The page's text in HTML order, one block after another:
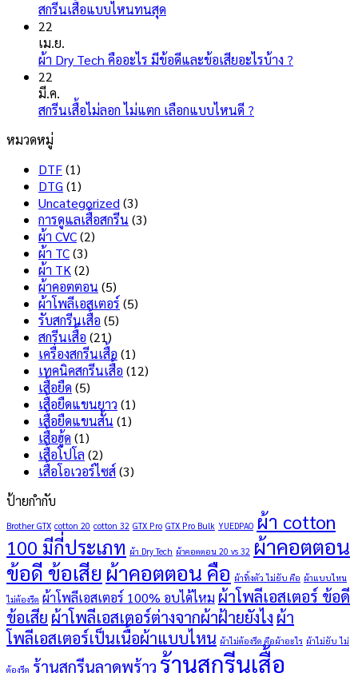
ลาย
ช่างไฟ
บน
จาก
ไง
สกรีนเสื้อแบบไหนทนสุด
บน
แบบ
22
เม.ย.
ผ้า Dry Tech คืออะไร มีข้อดีและข้อเสียอะไรบ้าง ?
22
มี.ค.
สกรีนเสื้อไม่ลอก ไม่แตก เลือกแบบไหนดี ?
หมวดหมู่
DTF(1)
DTG (1)
Uncategorized (3)
การดูแลเสื้อสกรีน (3)
ผ้า CVC(2)
ผ้า TC(3)
ผ้า TK (2)
ผ้าคอตตอน (5)
ผ้าโพลีเอสเตอร์ (5)
รับสกรีนเสื้อ (5)
สกรีนเสื้อ (21)
เครื่องสกรีนเสื้อ (1)
เทคนิคสกรีนเสื้อ (12)
เสื้อยืด (5)
เสื้อยืดแขนยาว (1)
เสื้อยืดแขนสั้น (1)
เสื้อฮู้ด (1)
เสื้อโปโล (2)
เสื้อโอเวอร์ไซส์(3)
ป้ายกำกับ
Brother GTX cotton 20 cotton 32 GTX Pro GTX Pro Bulk YUEDPAO ผ้า cotton
100 มีกี่ประเภท ผ้า Dry Tech ผ้าคอตตอน 20 vs 32 ผ้าคอตตอน
ข้อดี ข้อเสีย ผ้าคอตตอน คือ ผ้าทิ้งตัว ไม่ยับ คือ ผ้าแบบไหน
ไม่ต้องรีด ผ้าโพลีเอสเตอร์ 100% อบได้ไหม ผ้าโพลีเอสเตอร์ ข้อดี
ข้อเสีย ผ้าโพลีเอสเตอร์ต่างจากผ้าฝ้ายยังไง ผ้า
โพลีเอสเตอร์เป็นเนื้อผ้าแบบไหน ผ้าไม่ต้องรีด คือผ้าอะไร ผ้าไม่ยับ ไม่
ต้องรีด ร้านสกรีนลาดพร้าว ร้านสกรีนเสื้อ